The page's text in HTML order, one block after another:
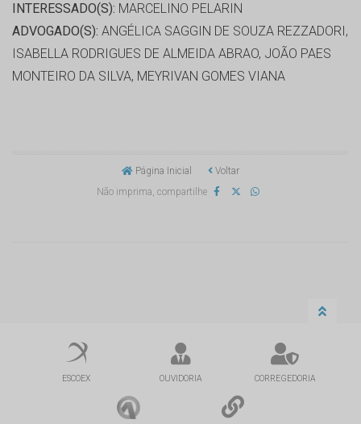
INTERESSADO(S): MARCELINO PELARIN
ADVOGADO(S): ANGÉLICA SAGGIN DE SOUZA REZZADORI,
ISABELLA RODRIGUES DE ALMEIDA ABRAO, JOÃO PAES
MONTEIRO DA SILVA, MEYRIVAN GOMES VIANA
Página Inicial
Voltar
Não imprima, compartilhe
ESCOEX OUVIDORIA CORREGEDORIA